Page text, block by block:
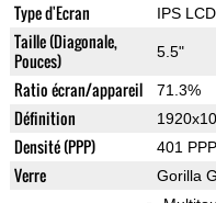
Type d'Ecran IPS LCD
Taille (Diagonale,
Pouces)
5.5"
Ratio écran/appareil 71.3%
Définition
Densité (PPP) 401 PPP
Verre Gorilla